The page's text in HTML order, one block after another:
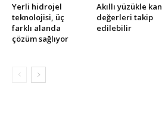
Yerli hidrojel
teknolojisi, üç
farklı alanda
çözüm sağlıyor
Akıllı yüzükle kan
değerleri takip
edilebilir